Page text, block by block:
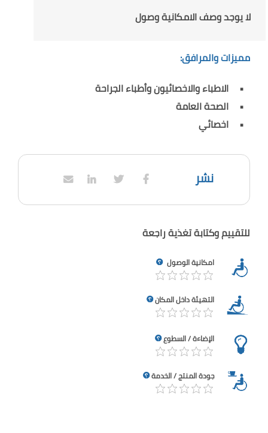
لا يوجد وصف الامكانية وصول
مميزات والمرافق:
الاطباء والاخصائيون وأطباء الجراحة
الصحة العامة
اخصائي
نشر
للتقييم وكتابة تغذية راجعة
امكانية الوصول
التهيئة داخل المكان
الإضاءة / السطوع
جودة المنتج / الخدمة